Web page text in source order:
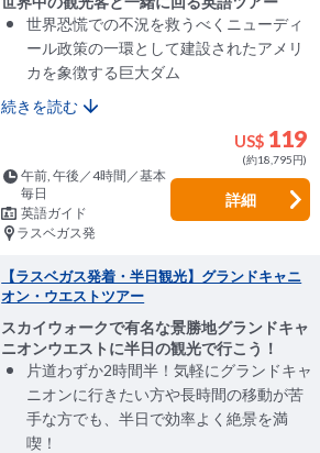
世界恐慌での不況を救うべくニューディ
ール政策の一環として建設されたアメリ
カを象徴する巨大ダム
続きを読む
US$ 119
(約18,795円)
午前, 午後／4時間／基本
毎日
英語ガイド
ラスベガス発
詳細
【ラスベガス発着・半日観光】グランドキャニ
オン・ウエストツアー
スカイウォークで有名な景勝地グランドキャ
ニオンウエストに半日の観光で行こう！
片道わずか2時間半！気軽にグランドキャ
ニオンに行きたい方や長時間の移動が苦
手な方でも、半日で効率よく絶景を満
喫！